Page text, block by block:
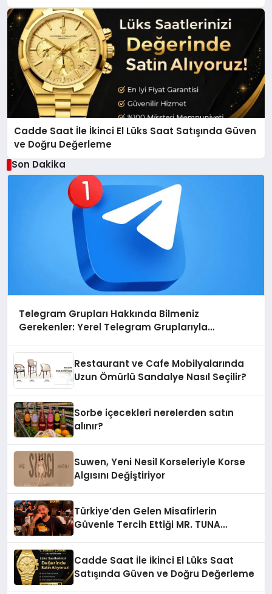
Başarısıyla Dikkat Çekiyor
Cadde Saat İle İkinci El Lüks Saat Satışında Güven
ve Doğru Değerleme
Son Dakika
Telegram Grupları Hakkında Bilmeniz
Gerekenler: Yerel Telegram Gruplarıyla
Restaurant ve Cafe Mobilyalarında
Uzun Ömürlü Sandalye Nasıl Seçilir?
Sorbe içecekleri nerelerden satın
alınır?
Suwen, Yeni Nesil Korseleriyle Korse
Algısını Değiştiriyor
Türkiye’den Gelen Misafirlerin
Güvenle Tercih Ettiği MR. TUNA
Cadde Saat İle İkinci El Lüks Saat
Satışında Güven ve Doğru Değerleme